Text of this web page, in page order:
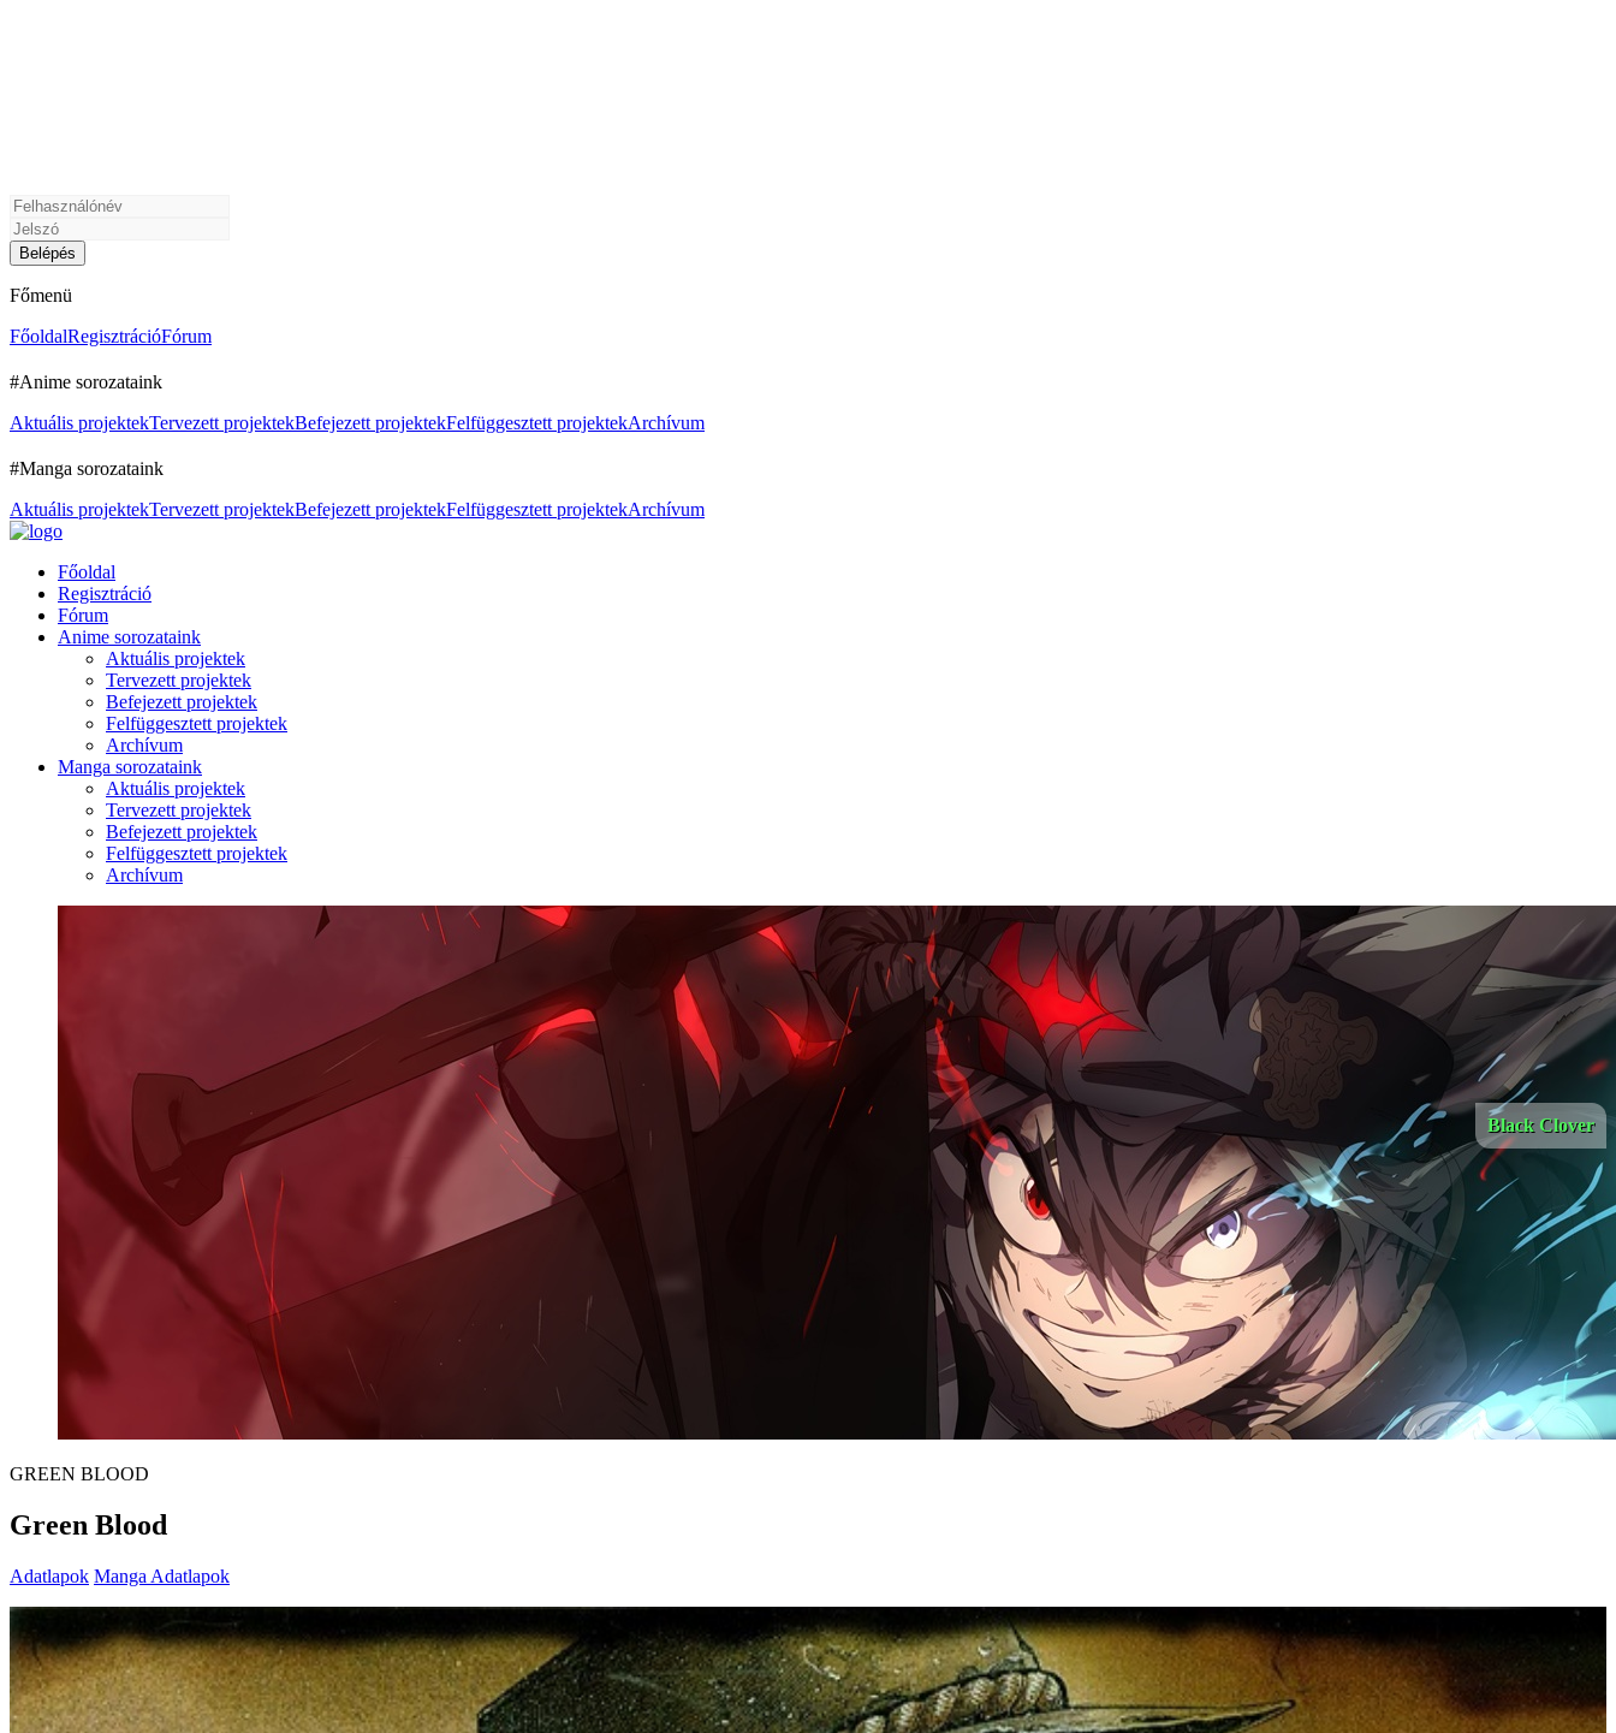
Főmenü
FőoldalRegisztrációFórum
#Anime sorozataink
Aktuális projektekTervezett projektekBefejezett projektekFelfüggesztett projektekArchívum
#Manga sorozataink
Aktuális projektekTervezett projektekBefejezett projektekFelfüggesztett projektekArchívum
Főoldal
Regisztráció
Fórum
Anime sorozataink
Aktuális projektek
Tervezett projektek
Befejezett projektek
Felfüggesztett projektek
Archívum
Manga sorozataink
Aktuális projektek
Tervezett projektek
Befejezett projektek
Felfüggesztett projektek
Archívum
Black Clover
GREEN BLOOD
Green Blood
Adatlapok Manga Adatlapok